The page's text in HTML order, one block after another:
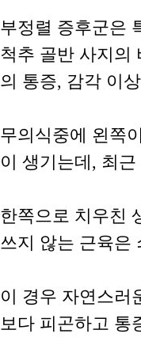
부정렬 증후군은
척추 골반 사지의
의 통증, 감각 이
무의식중에 왼쪽
이 생기는데, 최
한쪽으로 치우친
쓰지 않는 근육은
이 경우 자연스러
보다 피곤하고 통